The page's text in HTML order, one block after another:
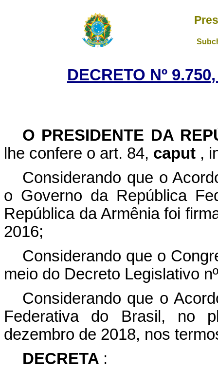
DECRETO Nº
O PRESIDENTE DA
lhe confere o art. 84, caput ,
Considerando que o
o Governo da República
República da Armênia foi
2016;
Considerando que o
meio do Decreto Legislativo
Considerando que o
Federativa do Brasil, no
dezembro de 2018, nos
DECRETA :